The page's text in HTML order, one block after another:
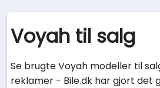
Voyah til salg
Se brugte Voyah modeller til
reklamer - Bile.dk har gjort det